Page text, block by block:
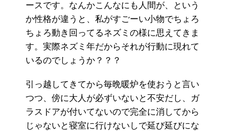
ースです。なんかこんなにも人間が、という
か性格が違うと、私がすごーい小物でちょろ
ちょろ動き回ってるネズミの様に思えてきま
す。実際ネズミ年だからそれが行動に現れて
いるのでしょうか？？？
引っ越してきてから毎晩暖炉を使おうと言い
つつ、傍に大人が必ずいないと不安だし、ガ
ラスドアが付いてないので完全に消してから
じゃないと寝室に行けないしで延び延びにな